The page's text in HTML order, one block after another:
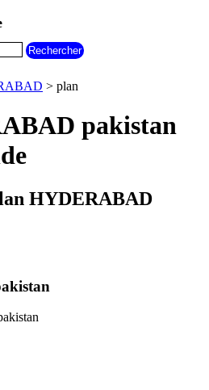
> plan
pakistan
HYDERABAD